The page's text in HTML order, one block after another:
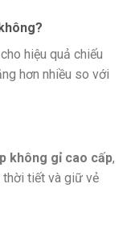
hiệu quả chiếu
hơn nhiều so với
không gỉ cao cấp,
thời tiết và giữ vẻ